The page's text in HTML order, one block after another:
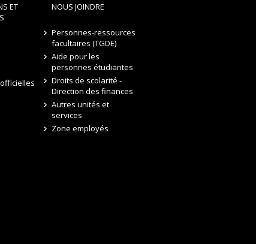
ET
NOUS JOINDRE
Personnes-ressources
facultaires (TGDE)
Aide pour les
personnes étudiantes
Droits de scolarité -
Direction des finances
Autres unités et
services
Zone employés